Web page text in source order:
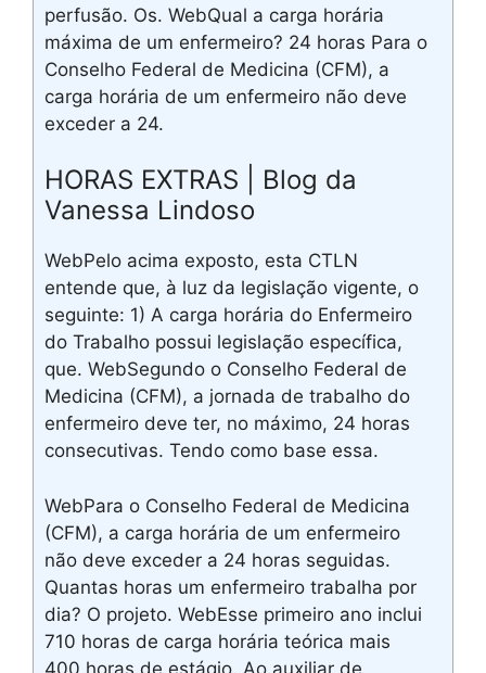
perfusão. Os. WebQual a carga horária
máxima de um enfermeiro? 24 horas Para o
Conselho Federal de Medicina (CFM), a
carga horária de um enfermeiro não deve
exceder a 24.
HORAS EXTRAS | Blog da
Vanessa Lindoso
WebPelo acima exposto, esta CTLN
entende que, à luz da legislação vigente, o
seguinte: 1) A carga horária do Enfermeiro
do Trabalho possui legislação específica,
que. WebSegundo o Conselho Federal de
Medicina (CFM), a jornada de trabalho do
enfermeiro deve ter, no máximo, 24 horas
consecutivas. Tendo como base essa.
WebPara o Conselho Federal de Medicina
(CFM), a carga horária de um enfermeiro
não deve exceder a 24 horas seguidas.
Quantas horas um enfermeiro trabalha por
dia? O projeto. WebEsse primeiro ano inclui
710 horas de carga horária teórica mais
400 horas de estágio. Ao auxiliar de